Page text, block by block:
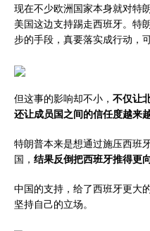
现在不少欧洲国家本身就对特
美国这边支持踢走西班牙。特
步的手段，真要落实成行动，
但这事的影响却不小， 不仅让
还让成员国之间的信任度越来越
特朗普本来是想通过施压西班
国， 结果反倒把西班牙推得更
中国的支持，给了西班牙更大
坚持自己的立场。